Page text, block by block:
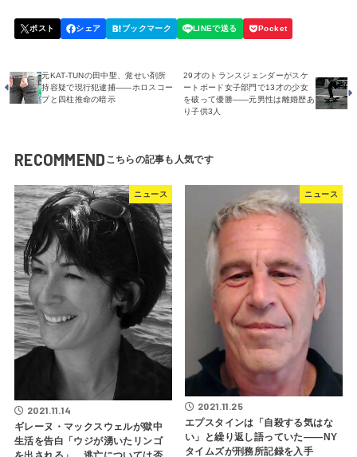
元KAT-TUNの田中聖、覚せい剤所
持容疑で現行犯逮捕――ホロスコー
プと四柱推命の暗示
29才のトランスジェンダーがスケ
ートボード女子部門で13才の少女
を破って優勝――元男性は離婚歴あ
り子供3人
RECOMMEND
ニュース
2021.11.14
ギレーヌ・マックスウェルが獄中
生活を告白「ウジが湧いたリンゴ
ニュース
2021.11.25
エプスタインは「自殺する気はな
い」と繰り返し語っていた――NY
タイムズが刑務所記録を入手